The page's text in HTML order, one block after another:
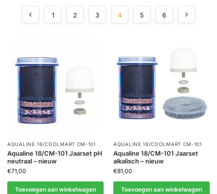
1 2 3 4 5 6
AQUALINE 18/COOLMART CM-101
Aqualine 18/CM-101 Jaarset pH
neutraal – nieuw
€71,00
Toevoegen aan winkelwagen
AQUALINE 18/COOLMART CM-101
Aqualine 18/CM-101 Jaarset
alkalisch – nieuw
€81,00
Toevoegen aan winkelwagen